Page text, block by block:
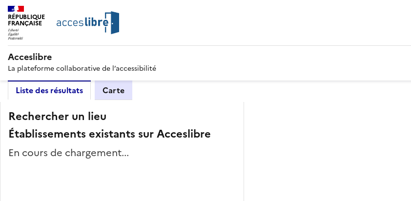
RÉPUBLIQUE
FRANÇAISE
Acceslibre
La plateforme collaborative de l’accessibilité
Liste des résultats Carte
Rechercher un lieu
Établissements existants sur Acceslibre
En cours de chargement...